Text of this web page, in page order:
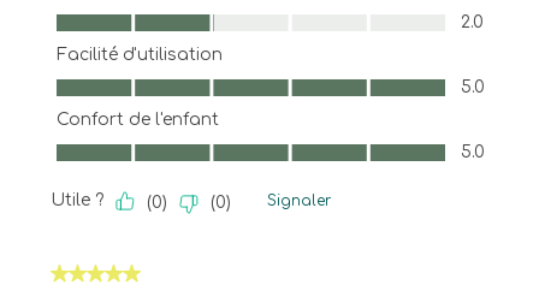
Qualité du produit, 2.0 sur 5
2.0
Facilité d'utilisation
Facilité d'utilisation, 5.0 sur 5
5.0
Confort de l'enfant
Confort de l'enfant, 5.0 sur 5
5.0
Utile ? (0) (0) Signaler
5 sur 5 étoiles.